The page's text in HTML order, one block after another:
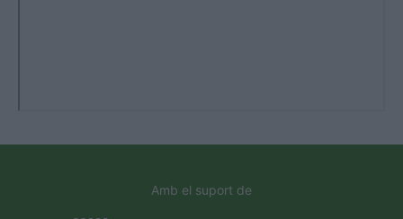
Amb el suport de